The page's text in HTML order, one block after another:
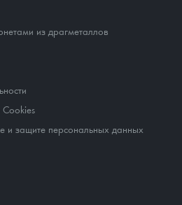
из драгметаллов
Cookies
и защите персональных данных